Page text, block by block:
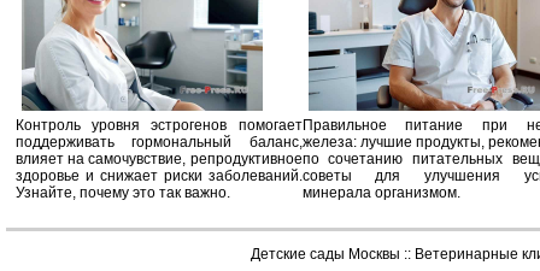
Контроль уровня эстрогенов помогает
поддерживать гормональный баланс,
влияет на самочувствие, репродуктивное
здоровье и снижает риски заболеваний.
Узнайте, почему это так важно.
Правильное питание при
железа: лучшие продукты,
по сочетанию питательных
советы для улучшения
минерала организмом.
Детские сады Москвы :: Ветеринарные